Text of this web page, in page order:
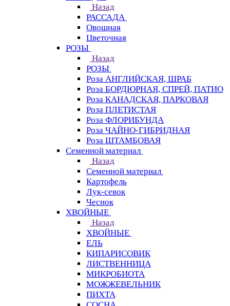
Назад
РАССАДА
Овощная
Цветочная
РОЗЫ
Назад
РОЗЫ
Роза АНГЛИЙСКАЯ, ШРАБ
Роза БОРДЮРНАЯ, СПРЕЙ, ПАТИО
Роза КАНАДСКАЯ, ПАРКОВАЯ
Роза ПЛЕТИСТАЯ
Роза ФЛОРИБУНДА
Роза ЧАЙНО-ГИБРИДНАЯ
Роза ШТАМБОВАЯ
Семенной материал
Назад
Семенной материал
Картофель
Лук-севок
Чеснок
ХВОЙНЫЕ
Назад
ХВОЙНЫЕ
ЕЛЬ
КИПАРИСОВИК
ЛИСТВЕННИЦА
МИКРОБИОТА
МОЖЖЕВЕЛЬНИК
ПИХТА